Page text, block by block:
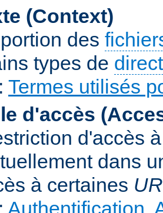
(Context)
des
types de
Termes utilisés
d'accès
d'accès
dans
à certaines
Authentification,